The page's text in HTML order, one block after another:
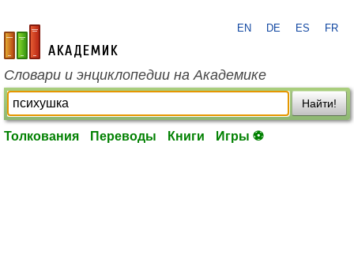
academic.ru
EN DE ES FR
Словари и энциклопедии на Академике
Найти!
Толкования Переводы Книги Игры ⚽